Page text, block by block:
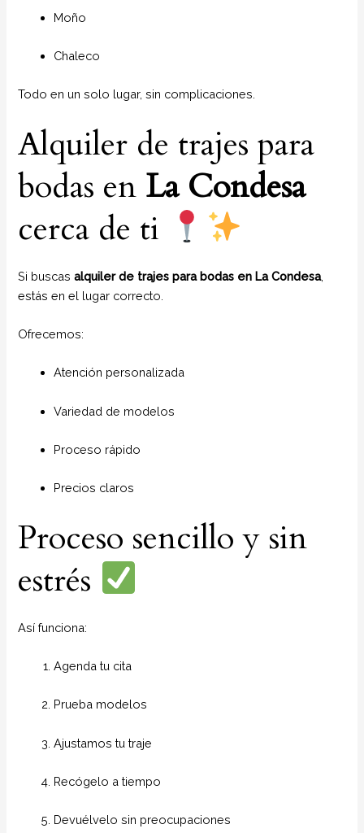
Moño
Chaleco
Todo en un solo lugar, sin complicaciones.
Alquiler de trajes para
bodas en La Condesa
cerca de ti
Si buscasalquiler de trajes para bodas en La Condesa,
estás en el lugar correcto.
Ofrecemos:
Atención personalizada
Variedad de modelos
Proceso rápido
Precios claros
Proceso sencillo y sin
estrés
Así funciona:
Agenda tu cita
Prueba modelos
Ajustamos tu traje
Recógelo a tiempo
Devuélvelo sin preocupaciones